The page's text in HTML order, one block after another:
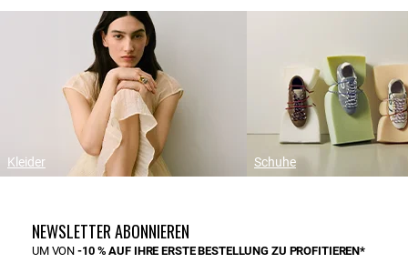
Kleider Schuhe
NEWSLETTER ABONNIEREN
UM VON-10 % AUF IHRE ERSTE BESTELLUNG ZU PROFITIEREN*